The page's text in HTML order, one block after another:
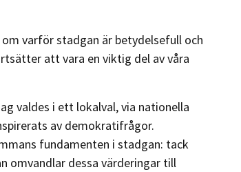
varför stadgan är betydelsefull och
att vara en viktig del av våra
valdes i ett lokalval, via nationella
av demokratifrågor.
fundamenten i stadgan: tack
omvandlar dessa värderingar till